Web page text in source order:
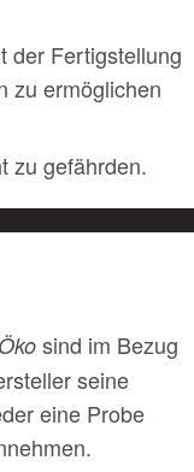
der Fertigstellung
zu ermöglichen
zu gefährden.
Öko sind im Bezug
seine
eine Probe